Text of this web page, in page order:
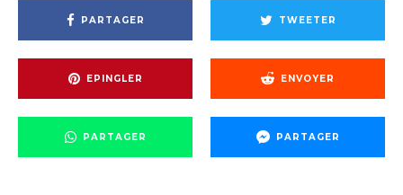
PARTAGER TWEETER
EPINGLER ENVOYER
PARTAGER PARTAGER